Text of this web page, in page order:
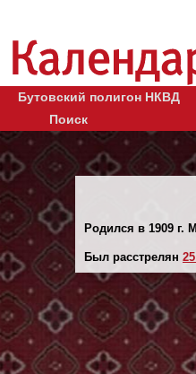
Бутовский полигон НКВД
Поиск
Родился в 1909 г.
Был расстрелян